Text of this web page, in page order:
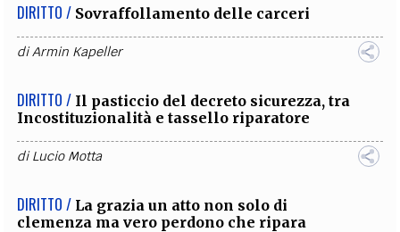
DIRITTO / Sovraffollamento delle carceri
diArmin Kapeller
DIRITTO / Il pasticcio del decreto sicurezza, tra
Incostituzionalità e tassello riparatore
diLucio Motta
DIRITTO / La grazia un atto non solo di
clemenza ma vero perdono che ripara